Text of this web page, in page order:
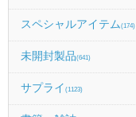
スペシャルアイテム (174)
未開封製品(641)
サプライ (1123)